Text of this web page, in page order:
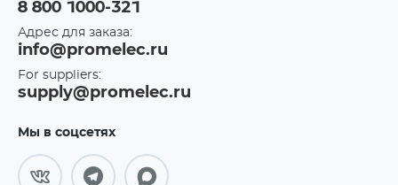
8 800 1000-321
Адрес для заказа:
info@promelec.ru
For suppliers:
supply@promelec.ru
Мы в соцсетях